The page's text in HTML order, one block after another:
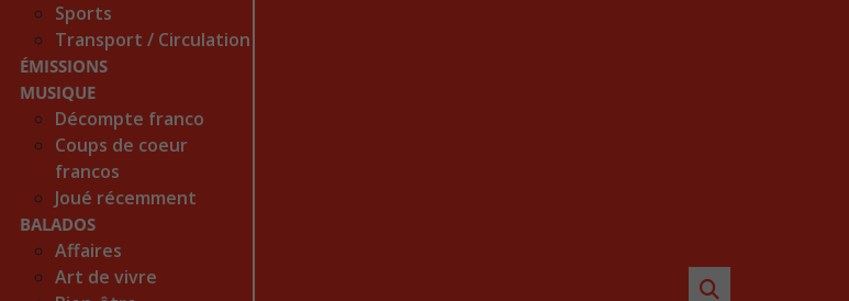
Sports
Transport / Circulation
ÉMISSIONS
MUSIQUE
Décompte franco
Coups de coeur
francos
Joué récemment
BALADOS
Affaires
Art de vivre